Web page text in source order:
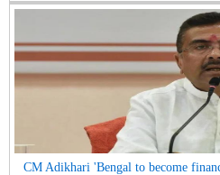
CM Adikhari 'Bengal to become